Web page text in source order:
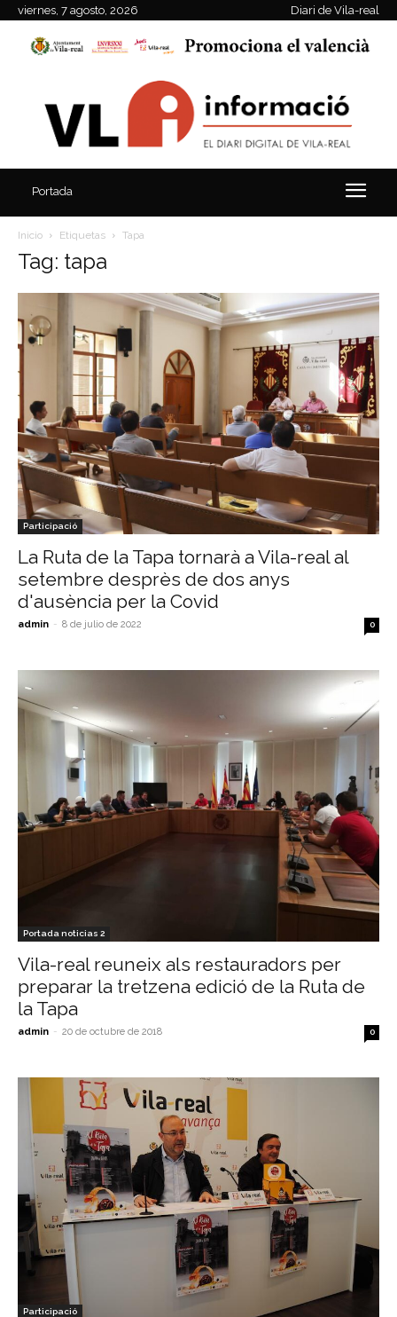
viernes, 7 agosto, 2026 Diari de Vila-real
Portada
Inicio Etiquetas Tapa
Tag: tapa
Participació
La Ruta de la Tapa tornarà a Vila-real al
setembre desprès de dos anys
d'ausència per la Covid
admin - 8 de julio de 2022 0
Portada noticias 2
Vila-real reuneix als restauradors per
preparar la tretzena edició de la Ruta de
la Tapa
admin - 20 de octubre de 2018 0
Participació